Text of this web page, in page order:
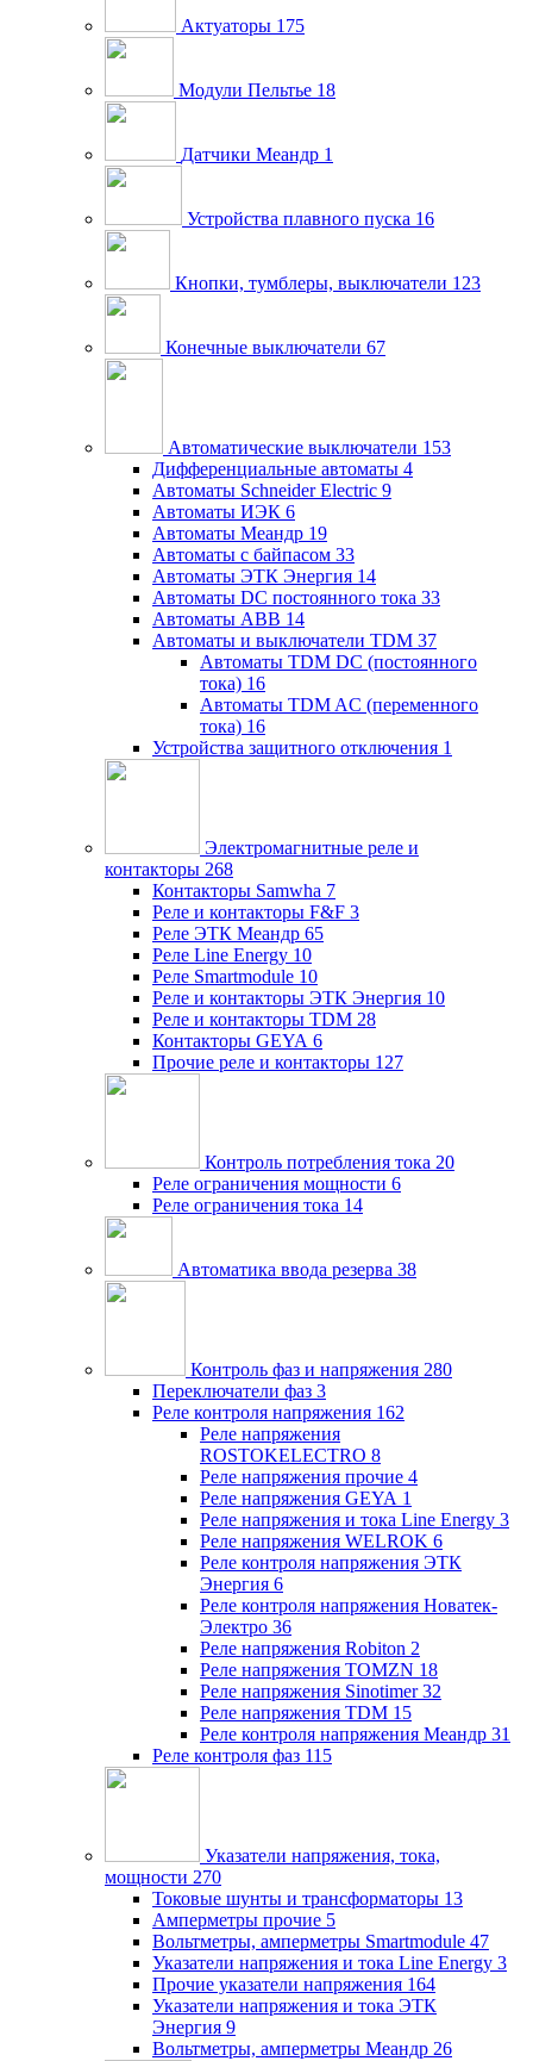
Актуаторы 175
Модули Пельтье 18
Датчики Меандр 1
Устройства плавного пуска 16
Кнопки, тумблеры, выключатели 123
Конечные выключатели 67
Автоматические выключатели 153
Дифференциальные автоматы 4
Автоматы Schneider Electric 9
Автоматы ИЭК 6
Автоматы Меандр 19
Автоматы с байпасом 33
Автоматы ЭТК Энергия 14
Автоматы DC постоянного тока 33
Автоматы ABB 14
Автоматы и выключатели TDM 37
Автоматы TDM DC (постоянного
тока) 16
Автоматы TDM AC (переменного
тока) 16
Устройства защитного отключения 1
Электромагнитные реле и
контакторы 268
Контакторы Samwha 7
Реле и контакторы F&F 3
Реле ЭТК Меандр 65
Реле Line Energy 10
Реле Smartmodule 10
Реле и контакторы ЭТК Энергия 10
Реле и контакторы TDM 28
Контакторы GEYA 6
Прочие реле и контакторы 127
Контроль потребления тока 20
Реле ограничения мощности 6
Реле ограничения тока 14
Автоматика ввода резерва 38
Контроль фаз и напряжения 280
Переключатели фаз 3
Реле контроля напряжения 162
Реле напряжения
ROSTOKELECTRO 8
Реле напряжения прочие 4
Реле напряжения GEYA 1
Реле напряжения и тока Line Energy 3
Реле напряжения WELROK 6
Реле контроля напряжения ЭТК
Энергия 6
Реле контроля напряжения Новатек-
Электро 36
Реле напряжения Robiton 2
Реле напряжения TOMZN 18
Реле напряжения Sinotimer 32
Реле напряжения TDM 15
Реле контроля напряжения Меандр 31
Реле контроля фаз 115
Указатели напряжения, тока,
мощности 270
Токовые шунты и трансформаторы 13
Амперметры прочие 5
Вольтметры, амперметры Smartmodule 47
Указатели напряжения и тока Line Energy 3
Прочие указатели напряжения 164
Указатели напряжения и тока ЭТК
Энергия 9
Вольтметры, амперметры Меандр 26